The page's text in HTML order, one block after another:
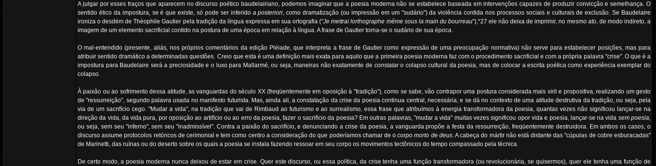
A julgar por esses traços que aparecem no discurso poético baudelairiano, podemos imaginar que a poesia moderna não se estabelece baseada em intervenções capazes de produzir convicção e semelhança. O
sentido ético da impostura, se é que existe, só pode ser inferido a posteriori, como dramatização (ou impressão em um "sudário") da violência contida nos processos sociais e culturais de exclusão. Se Baudelaire
ironiza o desdém de Théophile Gautier pela tradição da língua expressa em sua ortografia ("Je mettrai lorthographe même sous la main du bourreau"),*27 ele não deixa de imprimir, no mesmo ato, de modo indireto, a
imagem de um elemento sacrificial contido na postura de uma época em relação à língua. A frase de Gautier torna-se o sudário de sua época.
O mal-entendido (presente, aliás, nos próprios comentários da edição Pléiade, que interpreta a frase de Gautier como expressão de uma preocupação normativa) não serve para estabelecer posições, mas para
atribuir sentido dramático a determinadas questões. Creio que esta é uma definição mais exata para aquilo que a primeira poesia moderna faz com o procedimento sacrificial e com a própria palavra "crise". O que é a
impostura para Baudelaire será a preciosidade e o luxo para Mallarmé, ou seja, maneiras não exatamente de constataro colapso cultural da poesia, mas de colocar a escrita poética como experiência exemplar do
colapso.
À paixão ou ao sofrimento dessa atitude, as vanguardas do século XX (freqüentemente em oposição à "tradição"), como se sabe, vão contrapor uma postura considerada mais viril e propositiva, realizando um gesto
de "ressurreição", segundo palavra usada no manifesto futurista. Mas, ainda ali, a constatação da crise da poesia continua central, necessária, e se dá no contexto de uma atitude destrutiva da tradição, ou seja, pela
via de um sacrifício cego. "Mudar a vida", na tradição que vai de Rimbaud ao futurismo e ao surrealismo, essa frase que atribuímos à energia transformadora da poesia, quantas vezes não significou lançar-se na
direção da vida, da vida pura, por oposição ao artifício ou ao erro da poesia, fazer o sacrifício da poesia? Em outras palavras, "mudar a vida" muitas vezes significou opor vida e poesia, lançar-se na vida sem poesia,
ou seja, sem seu "inferno", sem seu "inadmissível". Contra a paixão do sacrifício, e denunciando a crise da poesia, a vanguarda propõe a festa da ressurreição, freqüentemente destruidora. Em ambos os casos, o
discurso assume protocolos retóricos de cerimonial e tem como centro a consideração do que poderíamos chamar de ocorpo morto de deus. A cabeça do mártir não está distante das "cúpulas de cobre esburacadas"
de Marinetti, das ruínas ou do deserto sobre os quais a poesia se instala fazendo ressoar em seu corpo os movimentos tectônicos do tempo compassado pela técnica.
De certo modo, a poesia moderna nunca deixou de estar em crise. Quer este discurso, ou essa política, da crise tenha uma função transformadora (ou revolucionária, se quisermos), quer ele tenha uma função de